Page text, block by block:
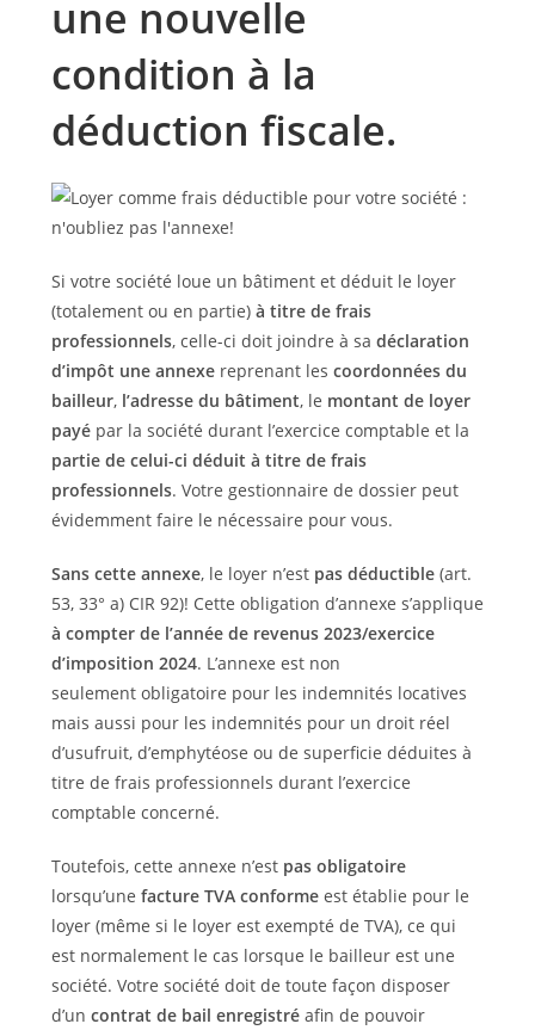
une nouvelle
condition à la
déduction fiscale.
Si votre société loue un bâtiment et déduit le loyer
(totalement ou en partie) à titre de frais
professionnels, celle-ci doit joindre à sa déclaration
d’impôt une annexereprenant les coordonnées du
bailleur, l’adresse du bâtiment, le montant de loyer
payépar la société durant l’exercice comptable et la
partie de celui-ci déduit à titre de frais
professionnels. Votre gestionnaire de dossier peut
évidemment faire le nécessaire pour vous.
Sans cette annexe, le loyer n’est pas déductible(art.
53, 33° a) CIR 92)! Cette obligation d’annexe s’applique
à compter de l’année de revenus 2023/exercice
d’imposition 2024. L’annexe est non
seulement obligatoire pour les indemnités locatives
mais aussi pour les indemnités pour un droit réel
d’usufruit, d’emphytéose ou de superficie déduites à
titre de frais professionnels durant l’exercice
comptable concerné.
Toutefois, cette annexe n’est pas obligatoire
lorsqu’une facture TVA conformeest établie pour le
loyer (même si le loyer est exempté de TVA), ce qui
est normalement le cas lorsque le bailleur est une
société. Votre société doit de toute façon disposer
d’un contrat de bail enregistréafin de pouvoir